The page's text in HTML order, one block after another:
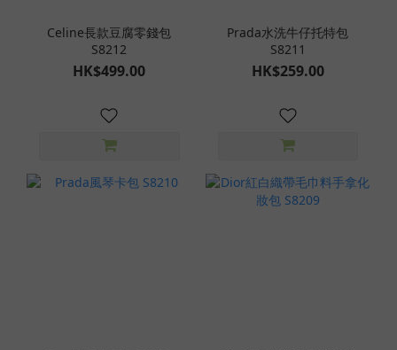
Celine長款豆腐零錢包
S8212
HK$499.00
Prada水洗牛仔托特包
S8211
HK$259.00